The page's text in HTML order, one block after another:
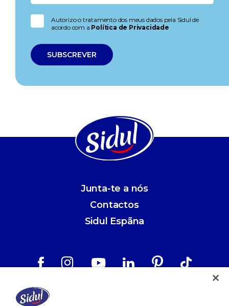
Autorizo o tratamento dos meus dados pela Sidul de
acordo com a Política de Privacidade
Junta-te a nós
Contactos
Sidul Espãna